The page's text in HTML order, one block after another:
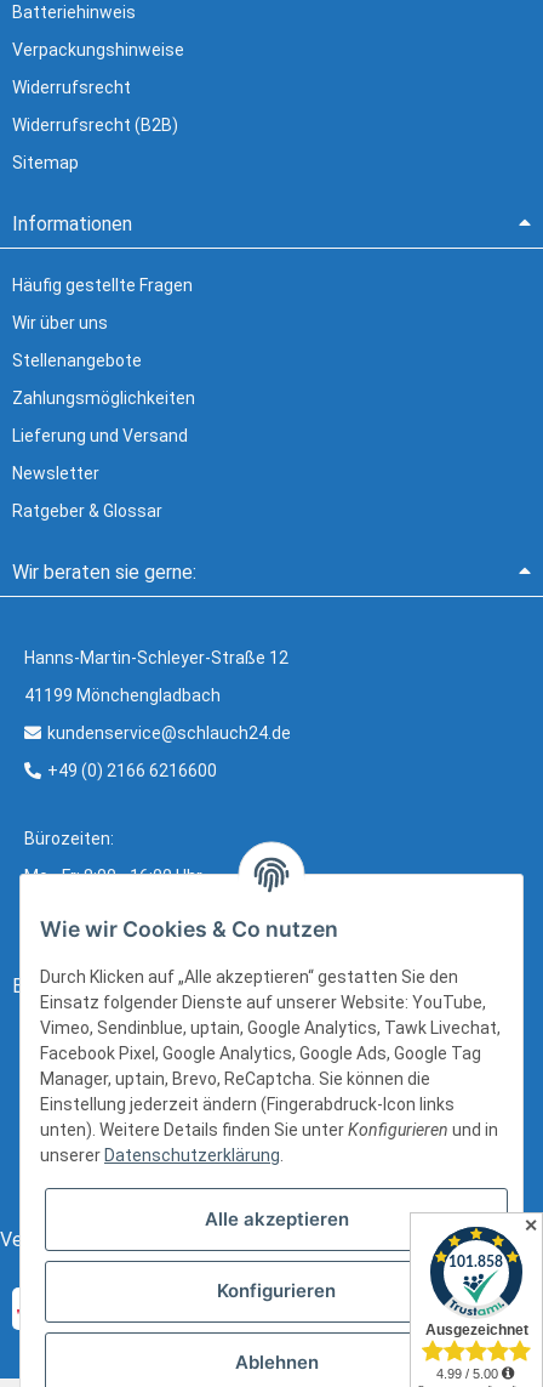
Batteriehinweis
Verpackungshinweise
Widerrufsrecht
Widerrufsrecht (B2B)
Sitemap
Informationen
Häufig gestellte Fragen
Wir über uns
Stellenangebote
Zahlungsmöglichkeiten
Lieferung und Versand
Newsletter
Ratgeber & Glossar
Wir beraten sie gerne:
Hanns-Martin-Schleyer-Straße 12
41199 Mönchengladbach
kundenservice@schlauch24.de
+49 (0) 2166 6216600
Bürozeiten:
Mo - Fr: 8:00 - 16:00 Uhr
Bezahlung:
Versand:
Wie wir Cookies & Co nutzen
Durch Klicken auf „Alle akzeptieren“ gestatten Sie den
Einsatz folgender Dienste auf unserer Website: YouTube,
Vimeo, Sendinblue, uptain, Google Analytics, Tawk Livechat,
Facebook Pixel, Google Analytics, Google Ads, Google Tag
Manager, uptain, Brevo, ReCaptcha. Sie können die
Einstellung jederzeit ändern (Fingerabdruck-Icon links
unten). Weitere Details finden Sie unterKonfigurieren und in
unserer Datenschutzerklärung.
Alle akzeptieren
Konfigurieren
Ablehnen
✕